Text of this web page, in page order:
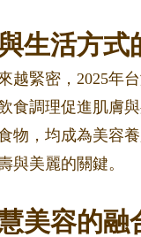
生活方式
越緊密，2025年
食調理促進肌膚
物，均成為美容
與美麗的關鍵。
美容的融